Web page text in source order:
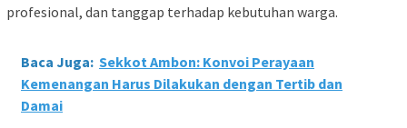
profesional, dan tanggap terhadap kebutuhan warga.
Baca Juga: Sekkot Ambon: Konvoi Perayaan
Kemenangan Harus Dilakukan dengan Tertib dan
Damai